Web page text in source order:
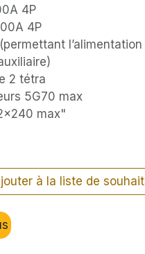
4P
4P
l’alimentation
2 tétra
5G70 max
max"
à la liste de